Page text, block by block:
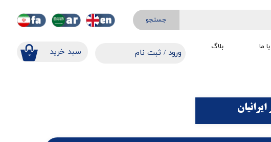
جستجو
۰ ​​سبد خرید ورود / ثبت نام
ما بلاگ